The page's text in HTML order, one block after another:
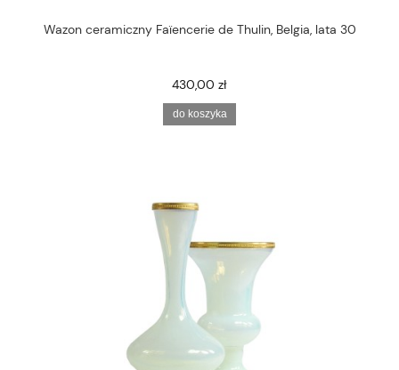
Wazon ceramiczny Faïencerie de Thulin, Belgia, lata 30
430,00 zł
do koszyka